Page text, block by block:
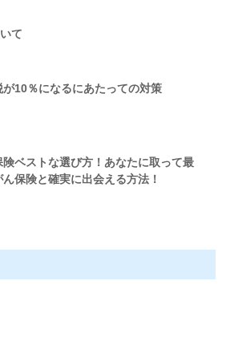
て
が10％になるにあたっての対策
険ベストな選び方！あなたに取って最
保険と確実に出会える方法！